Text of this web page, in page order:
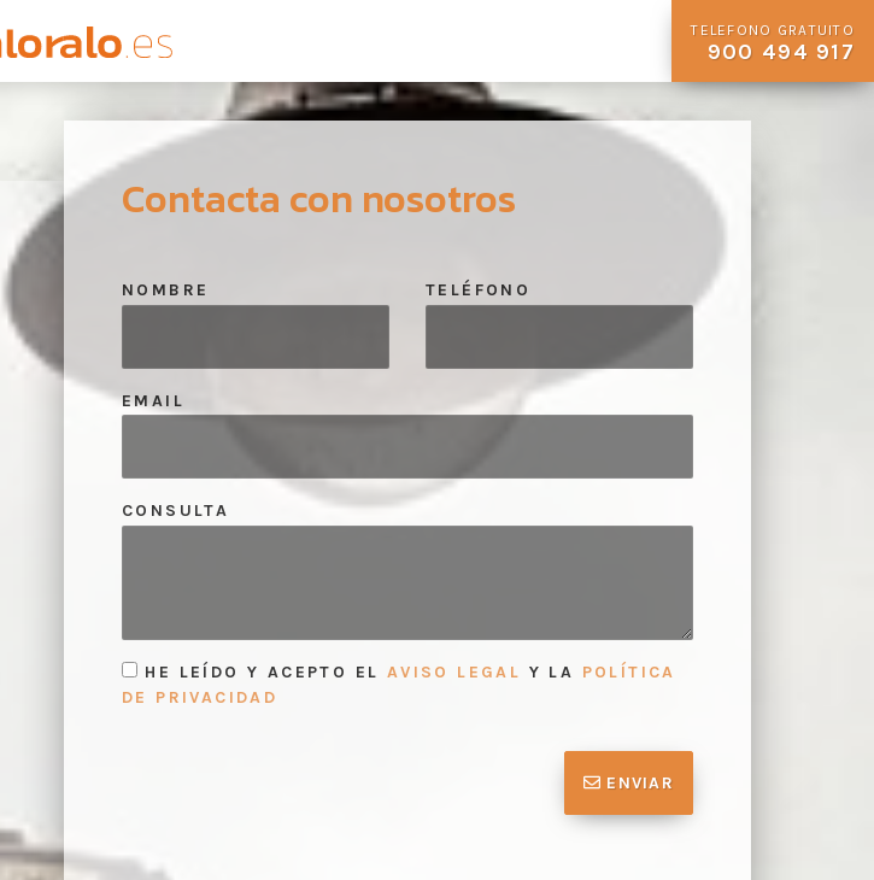
TELEFONO GRATUITO
900 494 917
Contacta con nosotros
NOMBRE TELÉFONO
EMAIL
CONSULTA
HE LEÍDO Y ACEPTO EL AVISO LEGAL Y LA POLÍTICA
DE PRIVACIDAD
ENVIAR